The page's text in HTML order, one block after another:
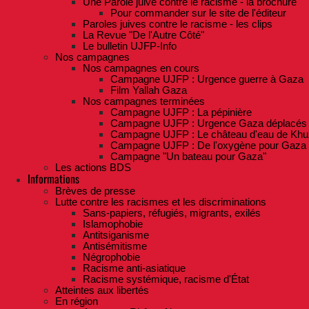
Pour commander sur le site de l'éditeur
Paroles juives contre le racisme - les clips
La Revue "De l'Autre Côté"
Le bulletin UJFP-Info
Nos campagnes
Nos campagnes en cours
Campagne UJFP : Urgence guerre à Gaza
Film Yallah Gaza
Nos campagnes terminées
Campagne UJFP : La pépinière
Campagne UJFP : Urgence Gaza déplacés
Campagne UJFP : Le château d'eau de
Campagne UJFP : De l'oxygène pour Gaza
Campagne "Un bateau pour Gaza"
Les actions BDS
Informations
Brèves de presse
Lutte contre les racismes et les discriminations
Sans-papiers, réfugiés, migrants, exilés
Islamophobie
Antitsiganisme
Antisémitisme
Négrophobie
Racisme anti-asiatique
Racisme systémique, racisme d'État
Atteintes aux libertés
En région